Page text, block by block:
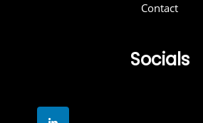
Contact
Socials